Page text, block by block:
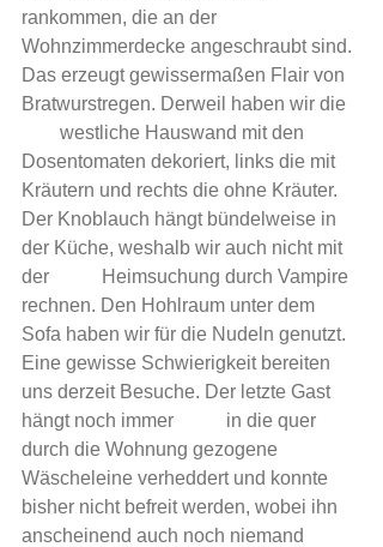
rankommen, die an der
Wohnzimmerdecke angeschraubt sind.
Das erzeugt gewissermaßen Flair von
Bratwurstregen. Derweil haben wir die
        westliche Hauswand mit den
Dosentomaten dekoriert, links die mit
Kräutern und rechts die ohne Kräuter.
Der Knoblauch hängt bündelweise in
der Küche, weshalb wir auch nicht mit
der           Heimsuchung durch Vampire
rechnen. Den Hohlraum unter dem
Sofa haben wir für die Nudeln genutzt.
Eine gewisse Schwierigkeit bereiten
uns derzeit Besuche. Der letzte Gast
hängt noch immer           in die quer
durch die Wohnung gezogene
Wäscheleine verheddert und konnte
bisher nicht befreit werden, wobei ihn
anscheinend auch noch niemand